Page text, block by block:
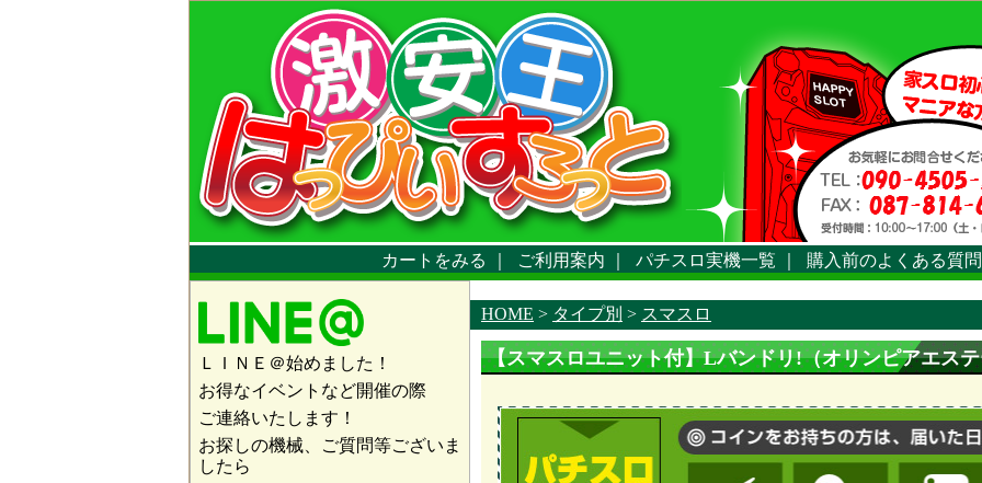
カートをみる ご利用案内 パチスロ実機一覧 購入前のよくある質問
ＬＩＮＥ＠始めました！
お得なイベントなど開催の際
ご連絡いたします！
お探しの機械、ご質問等ございま
したら
HOME > タイプ別 > スマスロ
【スマスロユニット付】Lバンドリ!（オリンピアエス